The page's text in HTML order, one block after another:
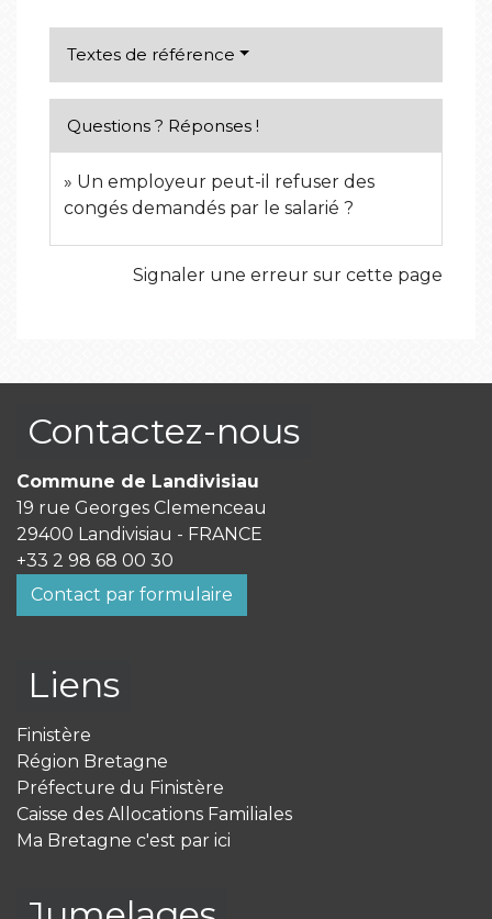
Textes de référence
Questions ? Réponses !
Un employeur peut-il refuser des
congés demandés par le salarié ?
Signaler une erreur sur cette page
Contactez-nous
Commune de Landivisiau
19 rue Georges Clemenceau
29400 Landivisiau - FRANCE
+33 2 98 68 00 30
Contact par formulaire
Liens
Finistère
Région Bretagne
Préfecture du Finistère
Caisse des Allocations Familiales
Ma Bretagne c'est par ici